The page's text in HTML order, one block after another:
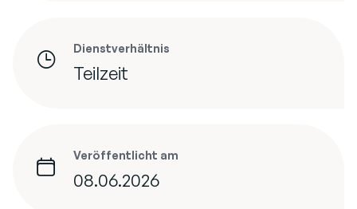
Dienstverhältnis
Teilzeit
Veröffentlicht am
08.06.2026